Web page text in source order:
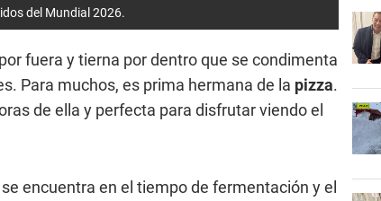
del Mundial 2026.
fuera y tierna por dentro que se condimenta
Para muchos, es prima hermana de la pizza.
de ella y perfecta para disfrutar viendo el
encuentra en el tiempo de fermentación y el